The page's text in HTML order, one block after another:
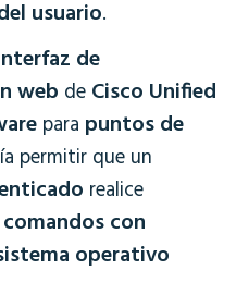
usuario.
de
web de Cisco Unified
para puntos de
permitir que un
realice
con
operativo